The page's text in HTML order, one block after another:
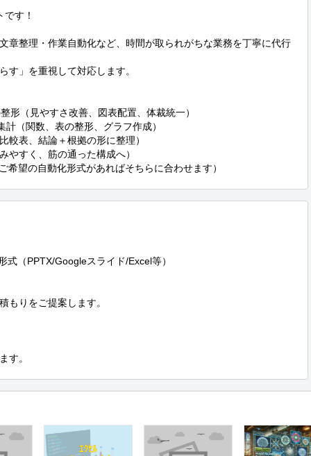
す！
章整理・作業自動化など、時間が取られがちな業務を丁寧に代行
す」を重視して対応します。
形（見やすさ改善、図表配置、体裁統一）
（関数、表の整形、グラフ作成）
表、結論＋根拠の形に整理）
やすく、筋の通った構成へ）
希望の自動化形式があればそちらに合わせます）
（PPTX/Googleスライド/Excel等）
もりをご提案します。
す。